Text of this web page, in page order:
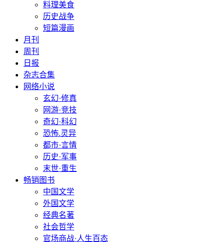
料理美食
历史战争
短篇漫画
月刊
周刊
日报
杂志合集
网络小说
玄幻·修真
网游·竞技
奇幻·科幻
恐怖.灵异
都市·言情
历史·军事
末世·重生
畅销图书
中国文学
外国文学
经典名著
社会哲学
官场商战·人生百态